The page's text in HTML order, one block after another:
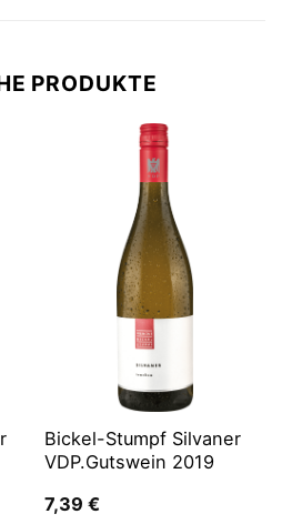
PRODUKTE
Bickel-Stumpf Silvaner
VDP.Gutswein 2019
7,39 €